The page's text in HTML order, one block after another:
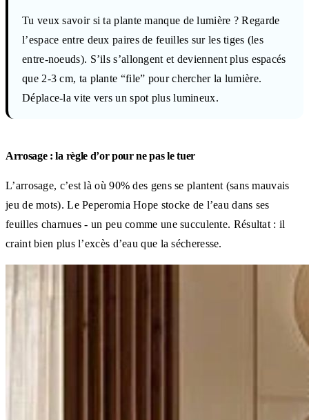
Tu veux savoir si ta plante manque de lumière ? Regarde
l’espace entre deux paires de feuilles sur les tiges (les
entre-noeuds). S’ils s’allongent et deviennent plus espacés
que 2-3 cm, ta plante “file” pour chercher la lumière.
Déplace-la vite vers un spot plus lumineux.
Arrosage : la règle d’or pour ne pas le tuer
L’arrosage, c’est là où 90% des gens se plantent (sans mauvais
jeu de mots). Le Peperomia Hope stocke de l’eau dans ses
feuilles charnues - un peu comme une succulente. Résultat : il
craint bien plus l’excès d’eau que la sécheresse.